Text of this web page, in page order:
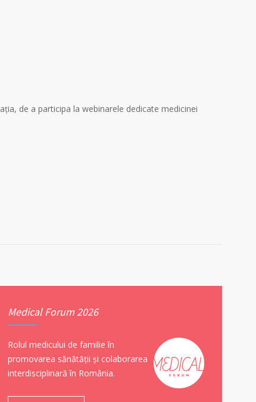
de a participa la webinarele dedicate medicinei
Medical Forum 2026
Rolul medicului de familie în
promovarea sănătății și colaborarea
interdisciplinară în România.